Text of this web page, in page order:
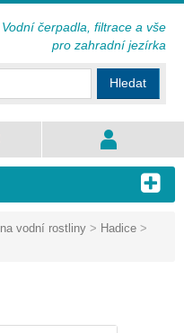
vodní rostliny > Hadice >
Hledat
Vodní čerpadla, filtrace a vše
pro zahradní jezírka